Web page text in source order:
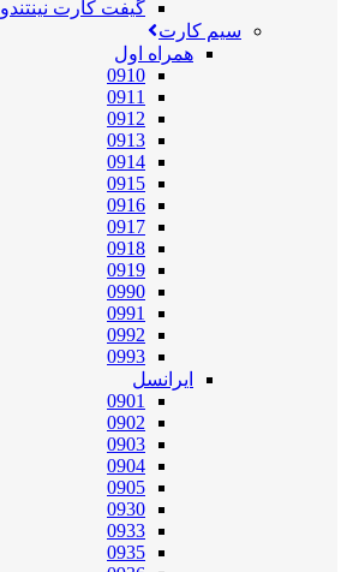
گیفت کارت نینتندو
سیم کارت
همراه اول
0910
0911
0912
0913
0914
0915
0916
0917
0918
0919
0990
0991
0992
0993
ایرانسل
0901
0902
0903
0904
0905
0930
0933
0935